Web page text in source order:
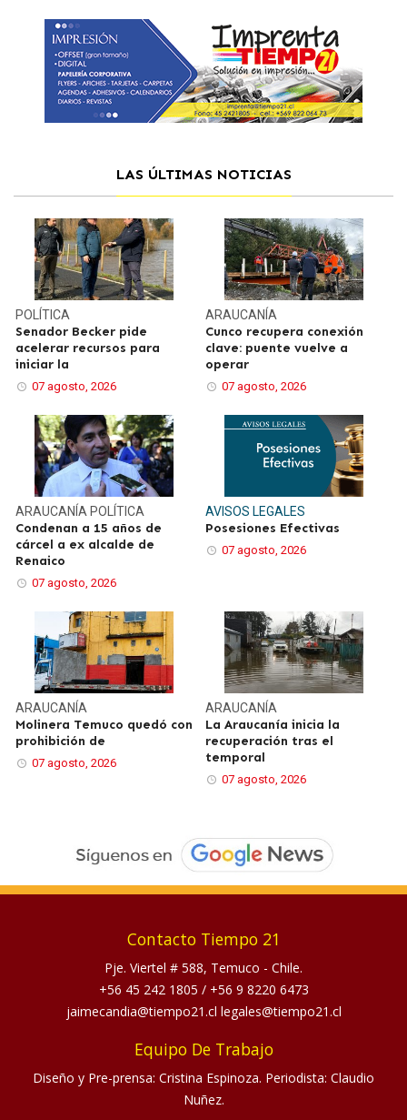
LAS ÚLTIMAS NOTICIAS
POLÍTICA
Senador Becker pide
acelerar recursos para
iniciar la
07 agosto, 2026
ARAUCANÍA
Cunco recupera conexión
clave: puente vuelve a
operar
07 agosto, 2026
ARAUCANÍAPOLÍTICA
Condenan a 15 años de
cárcel a ex alcalde de
Renaico
07 agosto, 2026
AVISOS LEGALES
Posesiones Efectivas
07 agosto, 2026
ARAUCANÍA
Molinera Temuco quedó con
prohibición de
07 agosto, 2026
ARAUCANÍA
La Araucanía inicia la
recuperación tras el
temporal
07 agosto, 2026
Contacto Tiempo 21
Pje. Viertel # 588, Temuco - Chile.
+56 45 242 1805 / +56 9 8220 6473
jaimecandia@tiempo21.cl legales@tiempo21.cl
Equipo De Trabajo
Diseño y Pre-prensa: Cristina Espinoza. Periodista: Claudio
Nuñez.